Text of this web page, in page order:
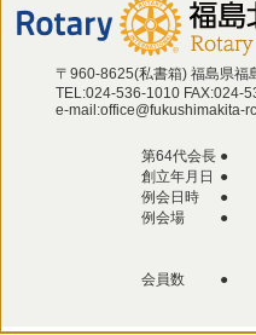
〒960-8625(私書箱) 福島県福
TEL:024-536-1010 FAX:024-
e-mail:office@fukushimakita-
第64代会長 ●
創立年月日
●
例会日時
●
例会場
●
会員数
●